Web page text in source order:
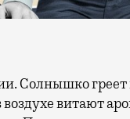
воздухе витают